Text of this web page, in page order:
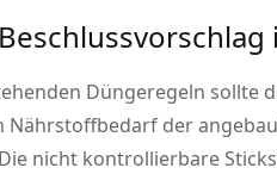
Düngeregeln sollte
Nährstoffbedarf der
nicht kontrollierbare